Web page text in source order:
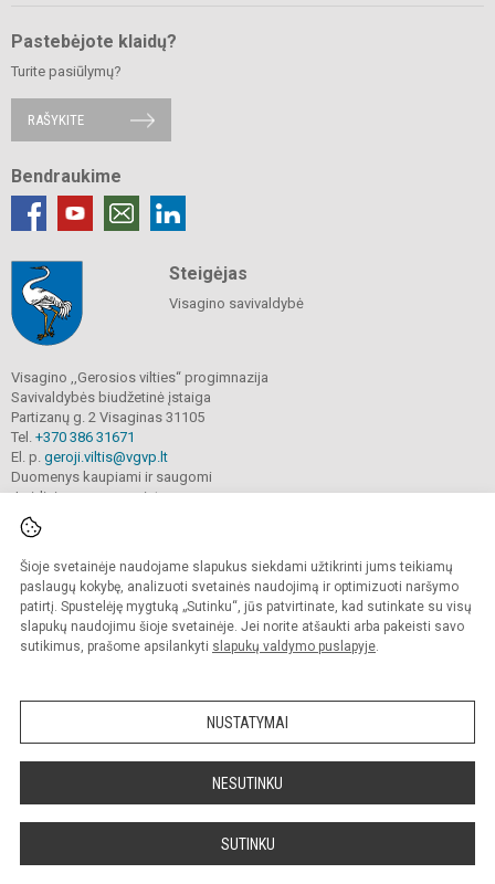
Šioje svetainėje naudojame slapukus siekdami užtikrinti jums teikiamų
paslaugų kokybę, analizuoti svetainės naudojimą ir optimizuoti naršymo
patirtį. Spustelėję mygtuką „Sutinku“, jūs patvirtinate, kad sutinkate su visų
slapukų naudojimu šioje svetainėje. Jei norite atšaukti arba pakeisti savo
sutikimus, prašome apsilankyti slapukų valdymo puslapyje.
NUSTATYMAI
NESUTINKU
SUTINKU
Pastebėjote klaidų?
Turite pasiūlymų?
RAŠYKITE
Bendraukime
Steigėjas
Visagino savivaldybė
Visagino ,,Gerosios vilties“ progimnazija
Savivaldybės biudžetinė įstaiga
Partizanų g. 2 Visaginas 31105
Tel. +370 386 31671
El. p. geroji.viltis@vgvp.lt
Duomenys kaupiami ir saugomi
Juridinių asmenų registre
Įmonės kodas 190243095
© 2025. Visagino ,,Gerosios vilties“ progimnazija. Visos teisės saugomos.
Kopijuoti turinį be raštiško įstaigos administracijos sutikimo griežtai draudžiama.
Prieinamumo paraiška Slapukų valdymas
mokyklos interneto